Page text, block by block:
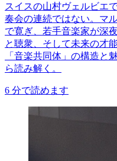
スイスの山村ヴェルビエ
奏会の連続ではない。マ
で寛ぎ、若手音楽家が深
と聴衆、そして未来の才
「音楽共同体」の構造と
ら読み解く。
6 分で読めます